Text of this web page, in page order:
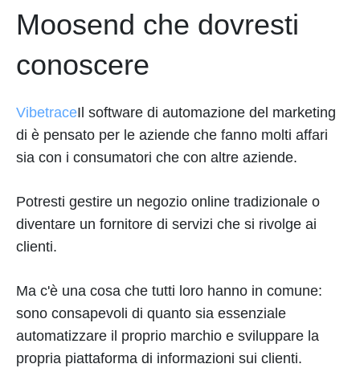
Moosend che dovresti
conoscere
VibetraceIl software di automazione del marketing
di è pensato per le aziende che fanno molti affari
sia con i consumatori che con altre aziende.
Potresti gestire un negozio online tradizionale o
diventare un fornitore di servizi che si rivolge ai
clienti.
Ma c'è una cosa che tutti loro hanno in comune:
sono consapevoli di quanto sia essenziale
automatizzare il proprio marchio e sviluppare la
propria piattaforma di informazioni sui clienti.